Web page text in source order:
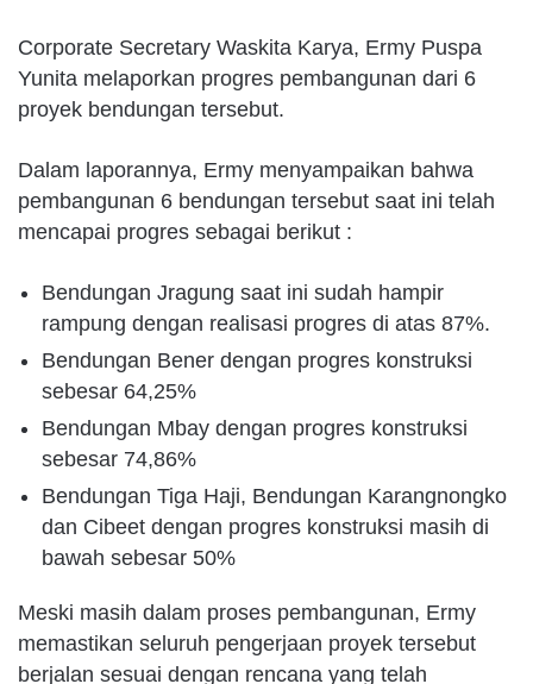
Corporate Secretary Waskita Karya, Ermy Puspa
Yunita melaporkan progres pembangunan dari 6
proyek bendungan tersebut.
Dalam laporannya, Ermy menyampaikan bahwa
pembangunan 6 bendungan tersebut saat ini telah
mencapai progres sebagai berikut :
Bendungan Jragung saat ini sudah hampir
rampung dengan realisasi progres di atas 87%.
Bendungan Bener dengan progres konstruksi
sebesar 64,25%
Bendungan Mbay dengan progres konstruksi
sebesar 74,86%
Bendungan Tiga Haji, Bendungan Karangnongko
dan Cibeet dengan progres konstruksi masih di
bawah sebesar 50%
Meski masih dalam proses pembangunan, Ermy
memastikan seluruh pengerjaan proyek tersebut
berjalan sesuai dengan rencana yang telah